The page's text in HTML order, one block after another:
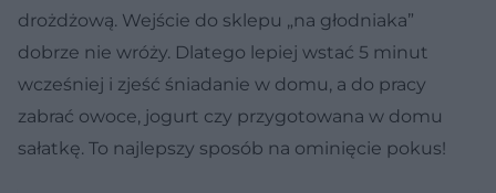
drożdżową. Wejście do sklepu „na głodniaka”
dobrze nie wróży. Dlatego lepiej wstać 5 minut
wcześniej i zjeść śniadanie w domu, a do pracy
zabrać owoce, jogurt czy przygotowana w domu
sałatkę. To najlepszy sposób na ominięcie pokus!